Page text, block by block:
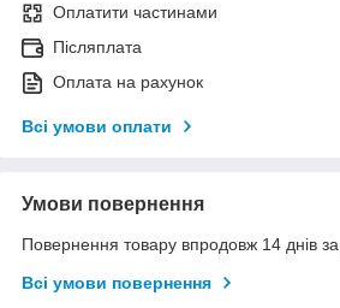
Оплатити частинами
Післяплата
Оплата на рахунок
Всі умови оплати
Умови повернення
Повернення товару впродовж 14 днів
Всі умови повернення